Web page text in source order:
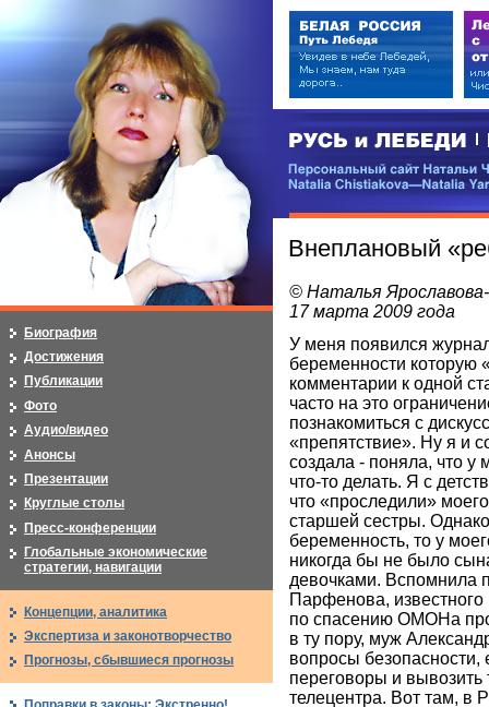
РУСЬ и ЛЕБЕДИ | RUSI —
Персональный сайт Натальи
Внеплановый
© Наталья
17 марта 2009 года
У меня появился
беременности которую
комментарии к одной
часто на это
познакомиться с
«препятствие». Ну я и
создала - поняла, что у
что-то делать. Я с
что «проследили»
старшей сестры.
беременность, то у
никогда бы не было
девочками. Вспомнила
Парфенова,
по спасению ОМОНа
в ту пору, муж
вопросы безопасности,
переговоры и вывозить
телецентра. Вот там, в
Биография
Достижения
Публикации
Фото
Аудио/видео
Анонсы
Презентации
Круглые столы
Пресс-конференции
Глобальные экономические
стратегии, навигации
Концепции, аналитика
Экспертиза и законотворчество
Прогнозы, сбывшиеся прогнозы